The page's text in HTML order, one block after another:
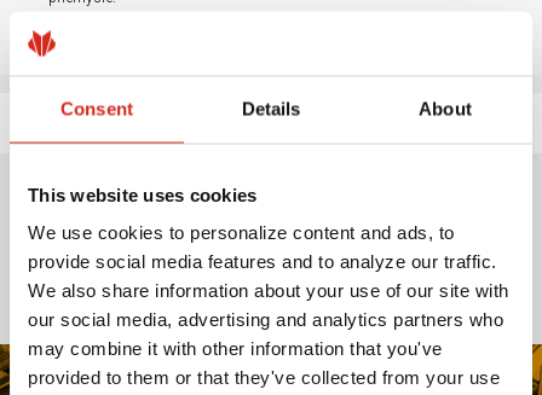
Consent Details About
This website uses cookies
We use cookies to personalize content and ads, to
provide social media features and to analyze our traffic.
We also share information about your use of our site with
our social media, advertising and analytics partners who
may combine it with other information that you've
provided to them or that they've collected from your use
Elektrolyticky pozinkované
plechy